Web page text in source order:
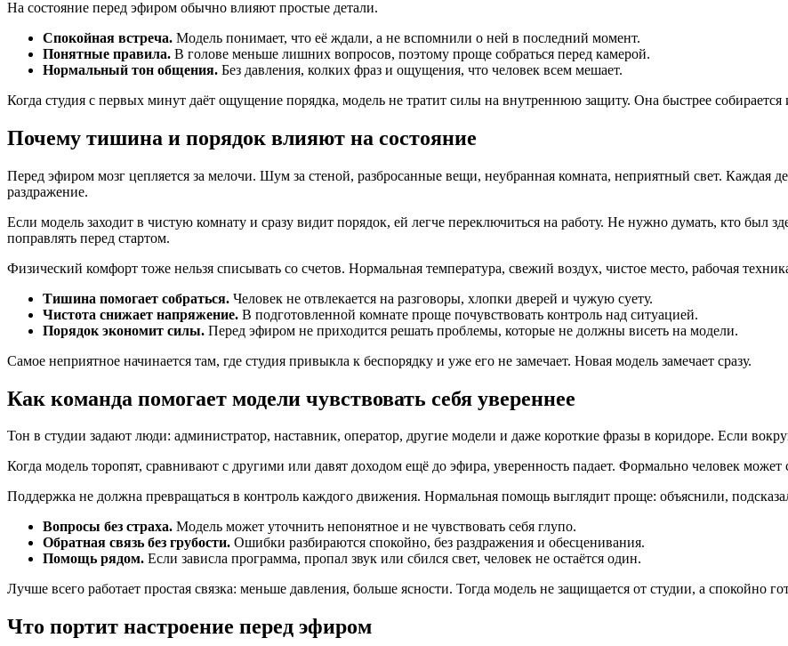
На состояние перед эфиром обычно влияют простые детали.
Спокойная встреча. Модель понимает, что её ждали, а не вспомнили о ней в последний момент.
Понятные правила. В голове меньше лишних вопросов, поэтому проще собраться перед камерой.
Нормальный тон общения. Без давления, колких фраз и ощущения, что человек всем мешает.
Когда студия с первых минут даёт ощущение порядка, модель не тратит силы на внутреннюю защиту. Она быстрее собирается
Почему тишина и порядок влияют на состояние
Перед эфиром мозг цепляется за мелочи. Шум за стеной, разбросанные вещи, неубранная комната, неприятный свет. Каждая
раздражение.
Если модель заходит в чистую комнату и сразу видит порядок, ей легче переключиться на работу. Не нужно думать, кто был
поправлять перед стартом.
Физический комфорт тоже нельзя списывать со счетов. Нормальная температура, свежий воздух, чистое место, рабочая
Тишина помогает собраться. Человек не отвлекается на разговоры, хлопки дверей и чужую суету.
Чистота снижает напряжение. В подготовленной комнате проще почувствовать контроль над ситуацией.
Порядок экономит силы. Перед эфиром не приходится решать проблемы, которые не должны висеть на модели.
Самое неприятное начинается там, где студия привыкла к беспорядку и уже его не замечает. Новая модель замечает сразу.
Как команда помогает модели чувствовать себя увереннее
Тон в студии задают люди: администратор, наставник, оператор, другие модели и даже короткие фразы в коридоре. Если
Когда модель торопят, сравнивают с другими или давят доходом ещё до эфира, уверенность падает. Формально человек
Поддержка не должна превращаться в контроль каждого движения. Нормальная помощь выглядит проще: объяснили,
Вопросы без страха. Модель может уточнить непонятное и не чувствовать себя глупо.
Обратная связь без грубости. Ошибки разбираются спокойно, без раздражения и обесценивания.
Помощь рядом. Если зависла программа, пропал звук или сбился свет, человек не остаётся один.
Лучше всего работает простая связка: меньше давления, больше ясности. Тогда модель не защищается от студии, а спокойно
Что портит настроение перед эфиром